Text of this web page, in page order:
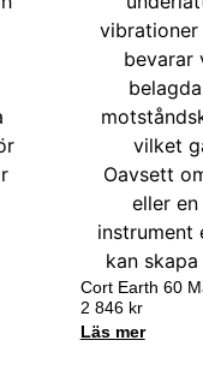
Cort Earth 60
2 846 kr
Läs mer